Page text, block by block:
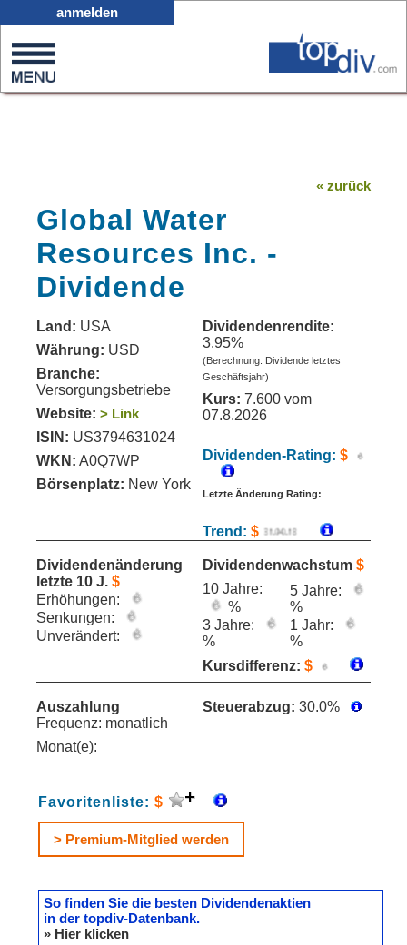
0
on
anmelden
« zurück
Global Water
Resources Inc. -
Dividende
Land: USA
Währung: USD
Branche:
Versorgungsbetriebe
Website: > Link
ISIN: US3794631024
WKN: A0Q7WP
Börsenplatz: New York
Dividendenrendite:
3.95%
(Berechnung: Dividende letztes
Geschäftsjahr)
Kurs: 7.600 vom
07.8.2026
Dividenden-Rating: $
Letzte Änderung Rating:
Trend: $
Dividendenänderung
letzte 10 J. $
Erhöhungen:
Senkungen:
Unverändert:
Dividendenwachstum $
10 Jahre:
%
5 Jahre:
%
3 Jahre:
%
1 Jahr:
%
Kursdifferenz: $
Auszahlung
Frequenz: monatlich
Monat(e):
Steuerabzug: 30.0%
Favoritenliste: $
> Premium-Mitglied werden
So finden Sie die besten Dividendenaktien
in der topdiv-Datenbank.
» Hier klicken